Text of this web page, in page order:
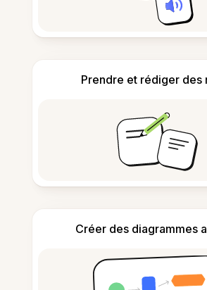
Prendre et rédiger des
Créer des diagrammes